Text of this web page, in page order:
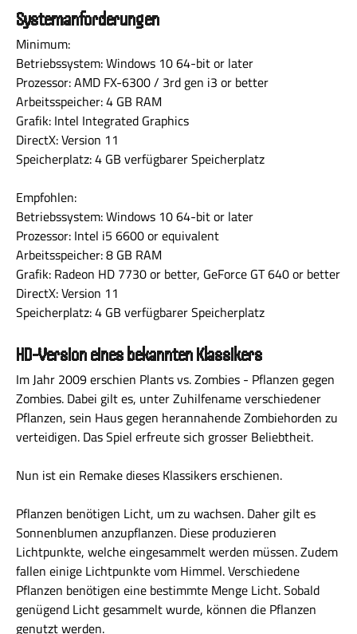
Systemanforderungen
Minimum:
Betriebssystem: Windows 10 64-bit or later
Prozessor: AMD FX-6300 / 3rd gen i3 or better
Arbeitsspeicher: 4 GB RAM
Grafik: Intel Integrated Graphics
DirectX: Version 11
Speicherplatz: 4 GB verfügbarer Speicherplatz
Empfohlen:
Betriebssystem: Windows 10 64-bit or later
Prozessor: Intel i5 6600 or equivalent
Arbeitsspeicher: 8 GB RAM
Grafik: Radeon HD 7730 or better, GeForce GT 640 or better
DirectX: Version 11
Speicherplatz: 4 GB verfügbarer Speicherplatz
HD-Version eines bekannten Klassikers
Im Jahr 2009 erschien Plants vs. Zombies - Pflanzen gegen
Zombies. Dabei gilt es, unter Zuhilfename verschiedener
Pflanzen, sein Haus gegen herannahende Zombiehorden zu
verteidigen. Das Spiel erfreute sich grosser Beliebtheit.
Nun ist ein Remake dieses Klassikers erschienen.
Pflanzen benötigen Licht, um zu wachsen. Daher gilt es
Sonnenblumen anzupflanzen. Diese produzieren
Lichtpunkte, welche eingesammelt werden müssen. Zudem
fallen einige Lichtpunkte vom Himmel. Verschiedene
Pflanzen benötigen eine bestimmte Menge Licht. Sobald
genügend Licht gesammelt wurde, können die Pflanzen
genutzt werden.